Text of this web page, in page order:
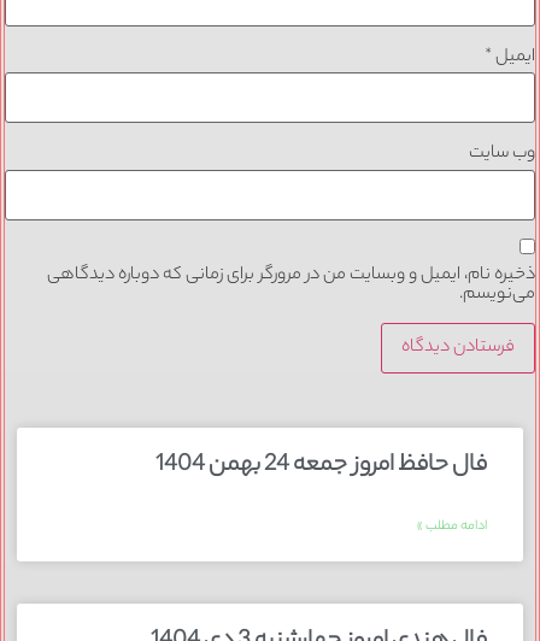
ایمیل*
وب‌ سایت
ذخیره نام، ایمیل و وبسایت من در مرورگر برای زمانی که دوباره دیدگاهی
می‌نویسم.
فال حافظ امروز جمعه 24 بهمن 1404
ادامه مطلب »